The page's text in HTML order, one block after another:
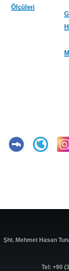
Ölçüleri
Şht. Mehmet Hasan
Tel: +90